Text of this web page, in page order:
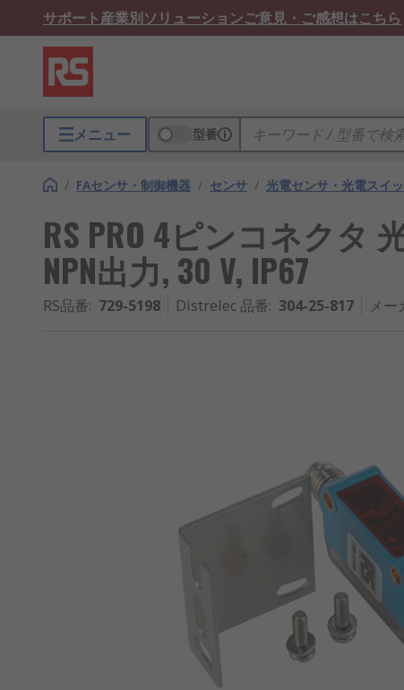
サポート産業別ソリューションご意見・ご感想はこちら
メニュー 型番
/ FAセンサ・制御機器 / センサ / 光電センサ・光電スイ
RS PRO 4ピンコネクタ
NPN出力, 30 V, IP67
RS品番: 729-5198 Distrelec 品番: 304-25-817 メー